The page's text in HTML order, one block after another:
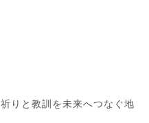
祈りと教訓を未来へつなぐ地